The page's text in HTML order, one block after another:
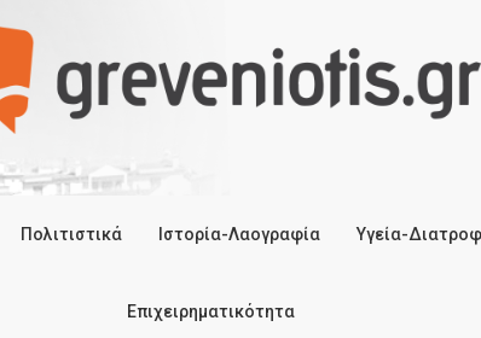
Πολιτιστικά Ιστορία-Λαογραφία Υγεία-
Επιχειρηματικότητα